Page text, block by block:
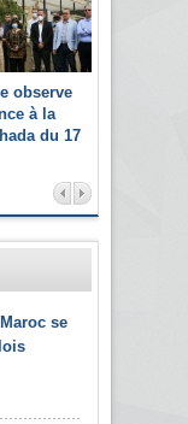
observe
à la
du 17
se